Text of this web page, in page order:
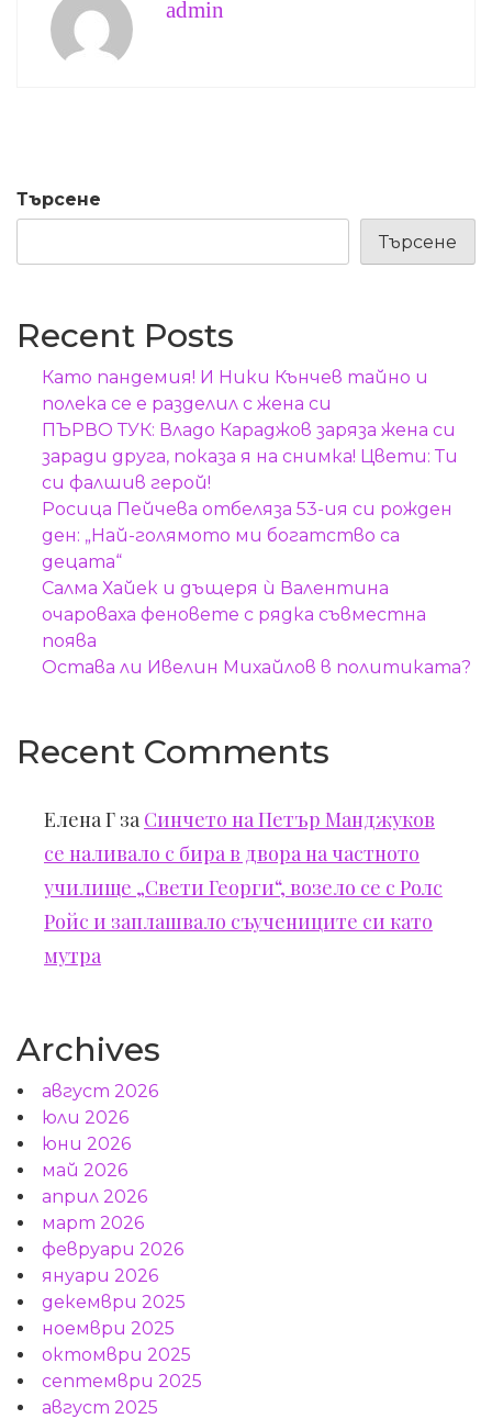
admin
Търсене
Търсене
Recent Posts
Като пандемия! И Ники Кънчев тайно и
полека се е разделил с жена си
ПЪРВО ТУК: Владо Караджов заряза жена си
заради друга, показа я на снимка! Цвети: Ти
си фалшив герой!
Росица Пейчева отбеляза 53-ия си рожден
ден: „Най-голямото ми богатство са
децата“
Салма Хайек и дъщеря ѝ Валентина
очароваха феновете с рядка съвместна
поява
Остава ли Ивелин Михайлов в политиката?
Recent Comments
Елена Г за Синчето на Петър Манджуков
се наливало с бира в двора на частното
училище „Свети Георги“, возело се с Ролс
Ройс и заплашвало съучениците си като
мутра
Archives
август 2026
юли 2026
юни 2026
май 2026
април 2026
март 2026
февруари 2026
януари 2026
декември 2025
ноември 2025
октомври 2025
септември 2025
август 2025